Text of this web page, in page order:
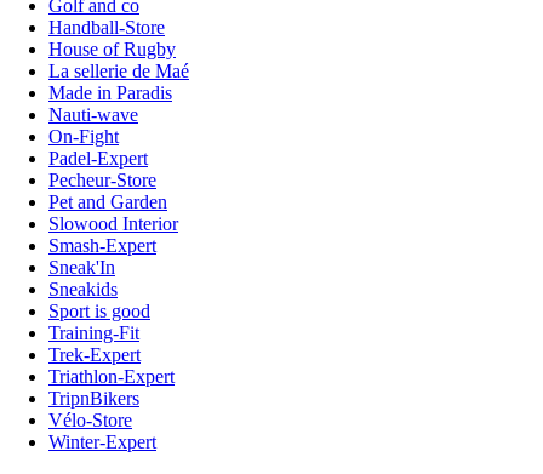
Golf and co
Handball-Store
House of Rugby
La sellerie de Maé
Made in Paradis
Nauti-wave
On-Fight
Padel-Expert
Pecheur-Store
Pet and Garden
Slowood Interior
Smash-Expert
Sneak'In
Sneakids
Sport is good
Training-Fit
Trek-Expert
Triathlon-Expert
TripnBikers
Vélo-Store
Winter-Expert